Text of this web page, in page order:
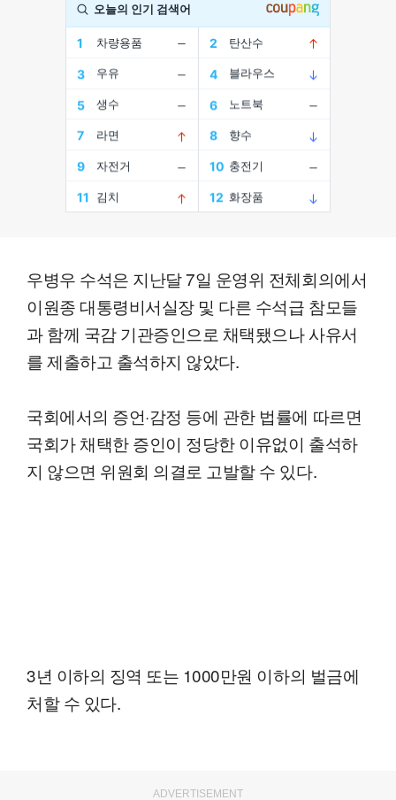
우병우 수석은 지난달 7일 운영위 전체회의에서
이원종 대통령비서실장 및 다른 수석급 참모들
과 함께 국감 기관증인으로 채택됐으나 사유서
를 제출하고 출석하지 않았다.
국회에서의 증언·감정 등에 관한 법률에 따르면
국회가 채택한 증인이 정당한 이유없이 출석하
지 않으면 위원회 의결로 고발할 수 있다.
3년 이하의 징역 또는 1000만원 이하의 벌금에
처할 수 있다.
ADVERTISEMENT